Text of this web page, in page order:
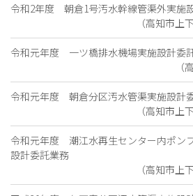
令和2年度 朝倉1号汚水幹線管渠外実施設
（高知市上
令和元年度 一ツ橋排水機場実施設計委
令和元年度 朝倉分区汚水管渠実施設計委
（高知市上
令和元年度 潮江水再生センター内ポン
設計委託業務
（高知市上